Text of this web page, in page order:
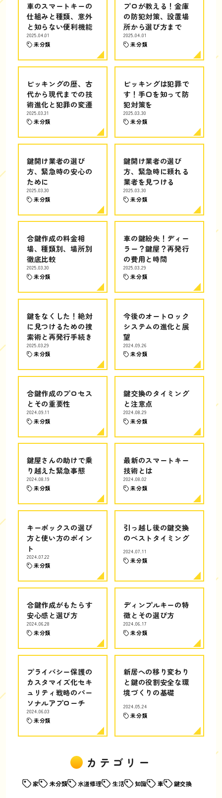
車のスマートキーの
仕組みと種類、意外
と知らない便利機能
2025.04.01
未分類
プロが教える！金庫
の防犯対策、設置場
所から選び方まで
2025.04.01
未分類
ピッキングの歴、古
代から現代までの技
術進化と犯罪の変遷
2025.03.31
未分類
ピッキングは犯罪で
す！手口を知って防
犯対策を
2025.03.30
未分類
鍵開け業者の選び
方、緊急時の安心の
ために
2025.03.30
未分類
鍵開け業者の選び
方、緊急時に頼れる
業者を見つける
2025.03.30
未分類
合鍵作成の料金相
場、種類別、場所別
徹底比較
2025.03.30
未分類
車の鍵紛失！ディー
ラー？鍵屋？再発行
の費用と時間
2025.03.29
未分類
鍵をなくした！絶対
に見つけるための捜
索術と再発行手続き
2025.03.29
未分類
今後のオートロック
システムの進化と展
望
2024.09.26
未分類
合鍵作成のプロセス
とその重要性
2024.09.11
未分類
鍵交換のタイミング
と注意点
2024.08.29
未分類
鍵屋さんの助けで乗
り越えた緊急事態
2024.08.19
未分類
最新のスマートキー
技術とは
2024.08.02
未分類
キーボックスの選び
方と使い方のポイン
ト
2024.07.22
未分類
引っ越し後の鍵交換
のベストタイミング
2024.07.11
未分類
合鍵作成がもたらす
安心感と選び方
2024.06.28
未分類
ディンプルキーの特
徴とその選び方
2024.06.17
未分類
プライバシー保護の
カスタマイズ化セキ
ュリティ戦略のパー
ソナルアプローチ
2024.06.03
未分類
新居への移り変わり
と鍵の役割安全な環
境づくりの基礎
2024.05.24
未分類
カテゴリー
家 未分類 水道修理 生活 知識 車 鍵交換